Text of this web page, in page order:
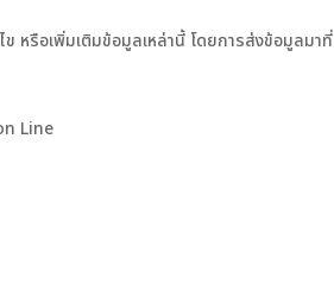
หรือเพิ่มเติมข้อมูลเหล่านี้ โดยการส่งข้อมูลมาที่
Line